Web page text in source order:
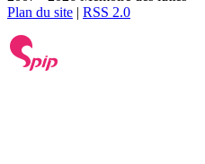
Plan du site | RSS 2.0